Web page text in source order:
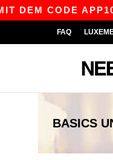
APP10 –
FAQ
BASICS